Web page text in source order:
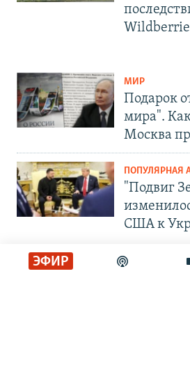
ЭФИР
МИР
Подарок
мира".
Москва
ПОПУЛЯРНАЯ
"Подвиг
США к